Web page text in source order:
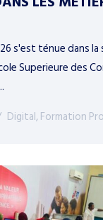
s'est ténue dans la
Superieure des
Digital, Formation